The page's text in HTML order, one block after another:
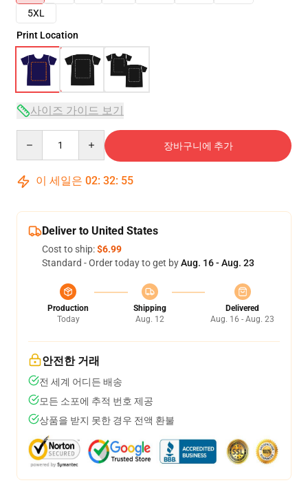
5XL
Print Location
사이즈 가이드 보기
장바구니에 추가
이 세일은 02: 32: 54
Deliver to United States
Cost to ship:$6.99
Standard - Order today to get byAug. 16 - Aug. 23
Production
Today
Shipping
Aug. 12
Delivered
Aug. 16 - Aug. 23
안전한 거래
전 세계 어디든 배송
모든 소포에 추적 번호 제공
상품을 받지 못한 경우 전액 환불